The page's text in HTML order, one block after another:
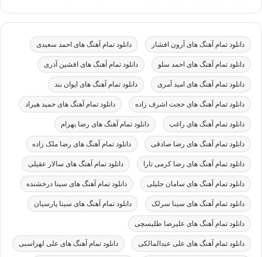
دانلود تمام آهنگ های آرون افشار دانلود تمام آهنگ های احمد سعیدی
دانلود تمام آهنگ های احمد سلو دانلود تمام آهنگ های افشین آذری
دانلود تمام آهنگ های امید آمری دانلود تمام آهنگ های ایوان بند
دانلود تمام آهنگ های حجت اشرف زاده دانلود تمام آهنگ های حمید هیراد
دانلود تمام آهنگ های راغب دانلود تمام آهنگ های رضا بهرام
دانلود تمام آهنگ های رضا صادقی دانلود تمام آهنگ های رضا ملک زاده
دانلود تمام آهنگ های رضا کرمی تارا دانلود تمام آهنگ های سالار عقیلی
دانلود تمام آهنگ های سامان جلیلی دانلود تمام آهنگ های سینا درخشنده
دانلود تمام آهنگ های سینا سرلک دانلود تمام آهنگ های سینا پارسیان
دانلود تمام آهنگ های علیرضا طلیسچی
دانلود تمام آهنگ های علی عبدالمالکی دانلود تمام آهنگ های علی لهراسبی